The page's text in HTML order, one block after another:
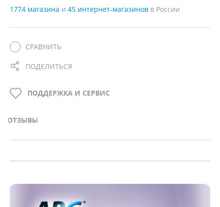
1774 магазина и 45 интернет-магазинов в России
СРАВНИТЬ
ПОДЕЛИТЬСЯ
ОТЗЫВЫ
ПОДДЕРЖКА И СЕРВИС